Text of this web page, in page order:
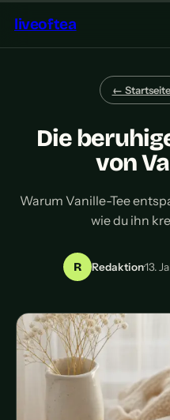
liveoftea
← Startseite
Die
von
Warum Vanille-Tee
wie du ihn
R Redaktion·13.